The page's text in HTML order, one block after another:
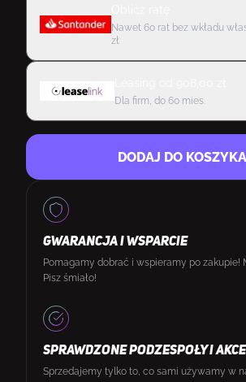
Nawet 60 rat bez wkładu
zł
Dla firm, do 60 mies.
DODAJ DO KOSZYKA
GWARANCJA I WSPARCIE
Pomagamy dobrać i wspieramy po zakupie!
Pisz śmiało!
SPRAWDZONE PODZESPOŁY I
Sprzedajemy tylko to, co sami używamy w